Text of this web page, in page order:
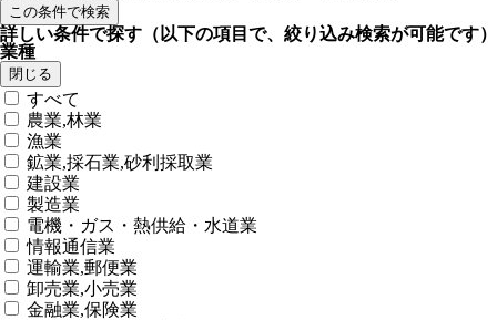
この条件で検索
詳しい条件で探す （以下の項目で、絞り込み検索が可能です）
業種
閉じる
すべて
農業,林業
漁業
鉱業,採石業,砂利採取業
建設業
製造業
電機・ガス・熱供給・水道業
情報通信業
運輸業,郵便業
卸売業,小売業
金融業,保険業